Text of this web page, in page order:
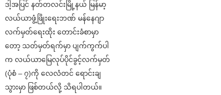
ဒါ့အပြင် နတ်တလင်းမြို့နယ် မြန်မာ့
လယ်ယာဖွံ့ဖြိုးရေးဘဏ် မန်နေဂျာ
လက်မှတ်ရေးထိုး တောင်းခံစာမှာ
တော့ သတ်မှတ်ရက်မှာ ပျက်ကွက်ပါ
က လယ်ယာမြေလုပ်ပိုင်ခွင့်လက်မှတ်
(ပုံစံ – ၇)ကို လေလံတင် ရောင်းချ
သွားမှာ ဖြစ်တယ်လို့ သိရပါတယ်။